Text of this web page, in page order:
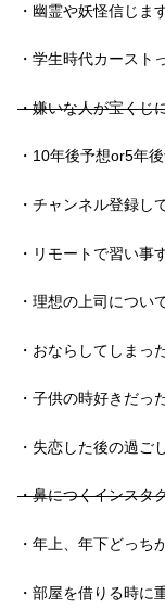
・幽霊や妖怪信じま
・学生時代カースト
・嫌いな人が宝くじ
・10年後予想or5年
・チャンネル登録し
・リモートで習い事
・理想の上司につい
・おならしてしまっ
・子供の時好きだっ
・失恋した後の過ご
・鼻につくインスタ
・年上、年下どっち
・部屋を借りる時に